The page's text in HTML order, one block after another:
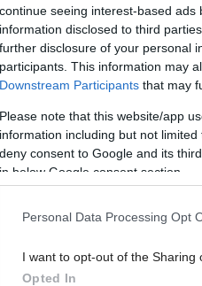
continue seeing interest-based
information disclosed to third
further disclosure of your personal
participants. This information may
Downstream Participants that may
Please note that this website/app
information including but not
deny consent to Google and its
in below Google consent section.
Personal Data Processing Opt
I want to opt-out of the Sharing
Opted In
Zdieľať článok